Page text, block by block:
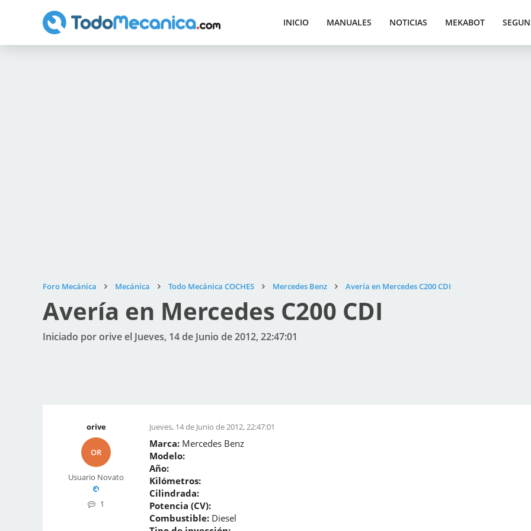
INICIO MANUALES NOTICIAS MEKABOT
Foro Mecánica Mecánica Todo Mecánica COCHES Mercedes Benz Avería en Mercedes C200 CDI
Avería en Mercedes C200 CDI
Iniciado por orive el Jueves, 14 de Junio de 2012, 22:47:01
orive
OR
Usuario Novato
1
Jueves, 14 de Junio de 2012, 22:47:01
Marca: Mercedes Benz
Modelo:
Año:
Kilómetros:
Cilindrada:
Potencia (CV):
Combustible: Diesel